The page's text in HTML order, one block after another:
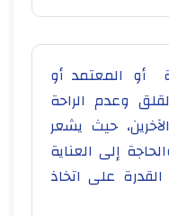
أو المعتمد أو
وعدم الراحة
حيث يشعر
إلى العناية
على اتخاذ